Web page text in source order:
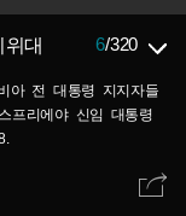
대 6/320
아 전 대통령 지지자들
프리에야 신임 대통령